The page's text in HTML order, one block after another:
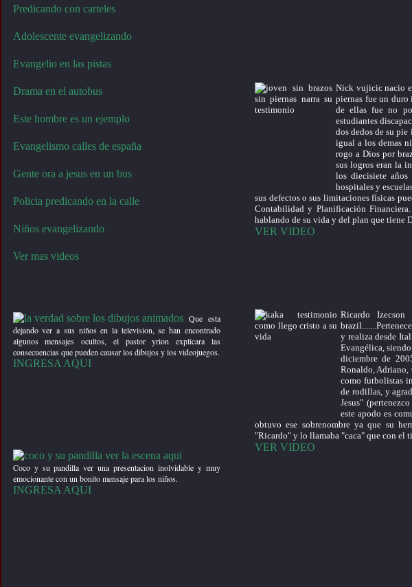
Predicando con carteles
Adolescente evangelizando
Evangelio en las pistas
Drama en el autobus
Este hombre es un ejemplo
Evangelismo calles de españa
Gente ora a jesus en un bus
Policia predicando en la calle
Niños evangelizando
Ver mas videos
Que esta
dejando ver a sus niños en la television, se han encontrado
algunos mensajes ocultos, el pastor yrion explicara las
consecuencias que pueden causar los dibujos y los videojuegos.
INGRESA AQUI
Coco y su pandilla ver una presentacion inolvidable y muy
emocionante con un bonito mensaje para los niños.
INGRESA AQUI
Nick vujicic nacio
piernas fue un
de ellas fue no
estudiantes
dos dedos de su
igual a los demas
rogo a Dios por
sus logros eran la
los diecisiete
hospitales y
sus defectos o sus limitaciones físicas
Contabilidad y Planificación
hablando de su vida y del plan que tiene
VER VIDEO
Ricardo
y realiza desde
Evangélica,
diciembre de
Ronaldo, Adriano,
como futbolistas
de rodillas, y
Jesus"
este apodo es
obtuvo ese sobrenombre ya que su
"Ricardo" y lo llamaba "caca" que con el
VER VIDEO